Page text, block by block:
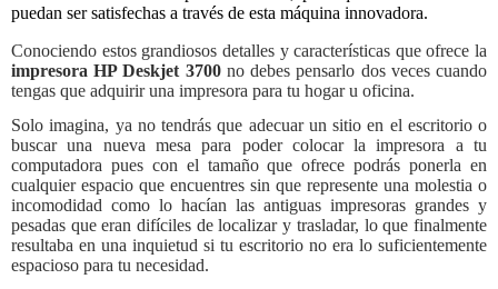
puedan ser satisfechas a través de esta máquina innovadora.
Conociendo estos grandiosos detalles y características que ofrece la
impresora HP Deskjet 3700no debes pensarlo dos veces cuando
tengas que adquirir una impresora para tu hogar u oficina.
Solo imagina, ya no tendrás que adecuar un sitio en el escritorio o
buscar una nueva mesa para poder colocar la impresora a tu
computadora pues con el tamaño que ofrece podrás ponerla en
cualquier espacio que encuentres sin que represente una molestia o
incomodidad como lo hacían las antiguas impresoras grandes y
pesadas que eran difíciles de localizar y trasladar, lo que finalmente
resultaba en una inquietud si tu escritorio no era lo suficientemente
espacioso para tu necesidad.